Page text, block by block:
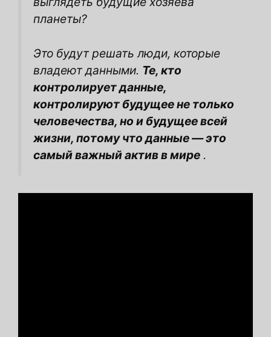
планеты?
Это будут решать люди, которые
владеют данными. Те, кто
контролирует данные,
контролируют будущее не только
человечества, но и будущее всей
жизни, потому что данные — это
самый важный актив в мире .